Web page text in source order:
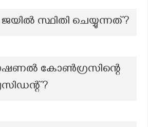
സ്ഥിതി ചെയ്യുന്നത്?
കോൺഗ്രസിന്റെ